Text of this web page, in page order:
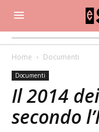
Home Documenti
Documenti
Il 2014
secondo